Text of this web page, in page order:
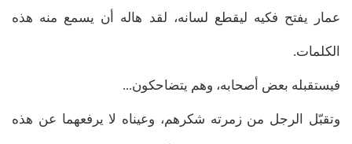
عمار يفتح فكيه ليقطع لسانه، لقد هاله أن يسمع منه هذه
الكلمات.
فيستقبله بعض أصحابه، وهم يتضاحكون...
وتقبّل الرجل من زمرته شكرهم، وعيناه لا يرفعهما عن هذه